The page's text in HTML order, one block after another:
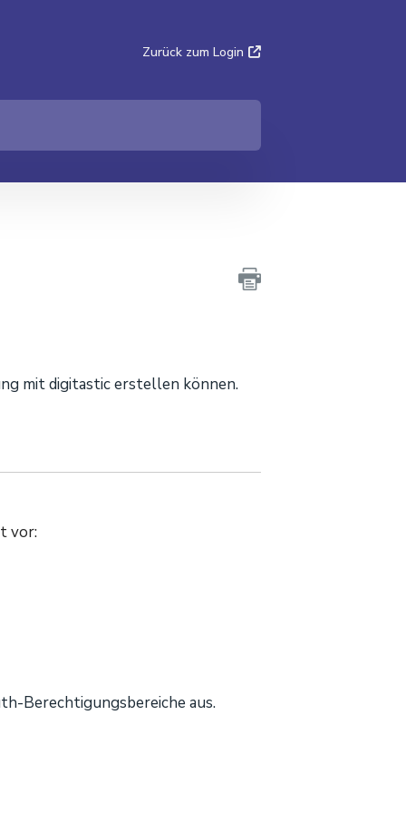
Zurück zum Login
mit digitastic erstellen können.
vor:
Berechtigungsbereiche aus.